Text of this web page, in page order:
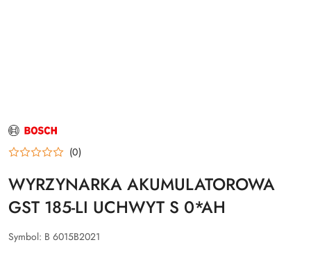
NAZWA
PRODUCENTA:
BOSCH (0)
WYRZYNARKA AKUMULATOROWA
GST 185-LI UCHWYT S 0*AH
Symbol: B 6015B2021